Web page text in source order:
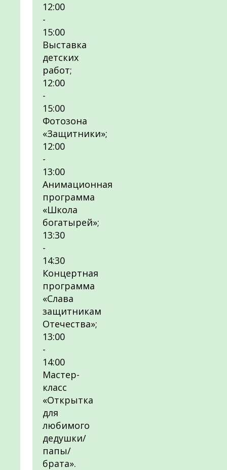
12:00
-
15:00
Выставка
детских
работ;
12:00
-
15:00
Фотозона
«Защитники»;
12:00
-
13:00
Анимационная
программа
«Школа
богатырей»;
13:30
-
14:30
Концертная
программа
«Слава
защитникам
Отечества»;
13:00
-
14:00
Мастер-
класс
«Открытка
для
любимого
дедушки/
папы/
брата».